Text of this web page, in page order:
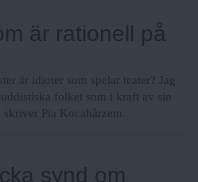
är rationell på
är idioter som spelar teater? Jag
folket som i kraft av sin
Pia Kocahârzem.
synd om